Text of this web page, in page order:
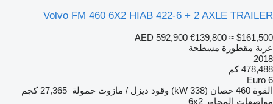
Volvo FM 460 6X2 HIAB 422-6 + 2 AXLE TRAILER
AED 592,900 €139,800 ≈ $161,500
عربة مقطورة مسطحة
2018
478,488 كم
Euro 6
القوة 460 حصان (338 kW) وقود ديزل / مازوت حمولة 27,365 كجم
مواصفات المحاور 6x2